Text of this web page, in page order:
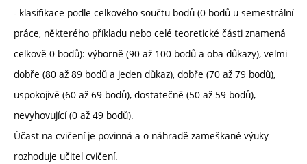
- klasifikace podle celkového součtu bodů (0 bodů u semestrální
práce, některého příkladu nebo celé teoretické části znamená
celkově 0 bodů): výborně (90 až 100 bodů a oba důkazy), velmi
dobře (80 až 89 bodů a jeden důkaz), dobře (70 až 79 bodů),
uspokojivě (60 až 69 bodů), dostatečně (50 až 59 bodů),
nevyhovující (0 až 49 bodů).
Účast na cvičení je povinná a o náhradě zameškané výuky
rozhoduje učitel cvičení.